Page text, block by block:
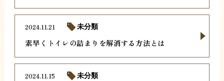
素早くトイレの詰まりを解消する方法とは
2024.11.21 未分類
2024.11.15 未分類